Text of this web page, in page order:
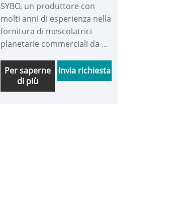
SYBO, un produttore con
molti anni di esperienza nella
fornitura di mescolatrici
planetarie commerciali da 10
progettato per i settori della
ristorazione e della
panificazione. Utilizzando i
Per saperne
di più
Invia richiesta